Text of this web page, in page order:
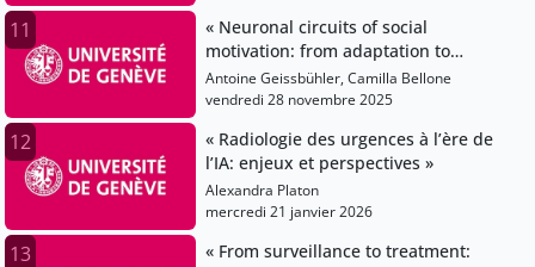
11
« Neuronal circuits of social
motivation: from adaptation to
vulnerability »
Antoine Geissbühler, Camilla Bellone
vendredi 28 novembre 2025
12
« Radiologie des urgences à l’ère de
l’IA: enjeux et perspectives »
Alexandra Platon
mercredi 21 janvier 2026
13
« From surveillance to treatment: